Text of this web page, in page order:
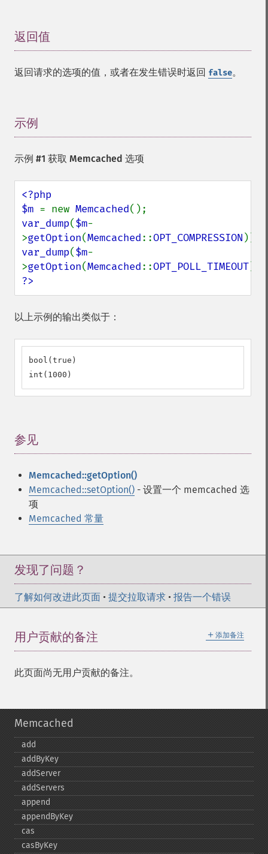
返回值
返回请求的选项的值，或者在发生错误时返回 false。
示例
示例 #1 获取 Memcached 选项
<?php
$m = new Memcached
var_dump($m-
>getOption(Memcached::OPT_COMPRESSION
var_dump($m-
>getOption(Memcached::OPT_POLL_TIMEOUT
?>
以上示例的输出类似于：
bool(true)
int(1000)
参见
Memcached::getOption()
Memcached::setOption() - 设置一个 memcached 选
项
Memcached 常量
发现了问题？
了解如何改进此页面 • 提交拉取请求 • 报告一个错误
＋ 添加备注
用户贡献的备注
此页面尚无用户贡献的备注。
Memcached
add
addByKey
addServer
addServers
append
appendByKey
cas
casByKey